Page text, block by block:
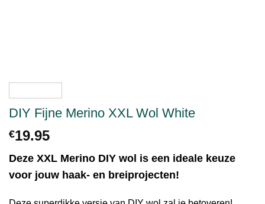
DIY Fijne Merino XXL Wol White
€19.95
Deze XXL Merino DIY wol is een ideale keuze
voor jouw haak- en breiprojecten!